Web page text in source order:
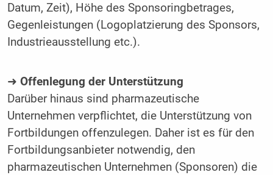
Datum, Zeit), Höhe des Sponsoringbetrages,
Gegenleistungen (Logoplatzierung des Sponsors,
Industrieausstellung etc.).
➜ Offenlegung der Unterstützung
Darüber hinaus sind pharmazeutische
Unternehmen verpflichtet, die Unterstützung von
Fortbildungen offenzulegen. Daher ist es für den
Fortbildungsanbieter notwendig, den
pharmazeutischen Unternehmen (Sponsoren) die